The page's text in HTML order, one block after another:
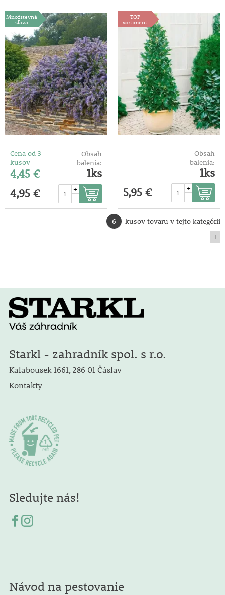
Množstevná
zľava
Cena od 3
kusov
4,45 €
Obsah
balenia:
1ks
4,95 €
+
-
TOP
sortiment
Obsah
balenia:
1ks
5,95 €
+
-
6
kusov tovaru v tejto kategórii
1
Starkl - zahradník spol. s r.o.
Kalabousek 1661, 286 01 Čáslav
Kontakty
Sledujte nás!
Návod na pestovanie